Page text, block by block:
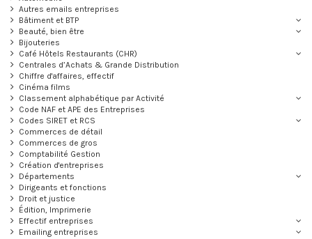
Autres emails entreprises
Bâtiment et BTP
Beauté, bien être
Bijouteries
Café Hôtels Restaurants (CHR)
Centrales d’Achats & Grande Distribution
Chiffre d'affaires, effectif
Cinéma films
Classement alphabétique par Activité
Code NAF et APE des Entreprises
Codes SIRET et RCS
Commerces de détail
Commerces de gros
Comptabilité Gestion
Création d'entreprises
Départements
Dirigeants et fonctions
Droit et justice
Édition, Imprimerie
Effectif entreprises
Emailing entreprises